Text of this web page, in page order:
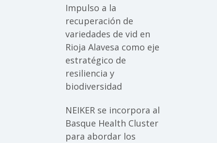
Impulso a la
recuperación de
variedades de vid en
Rioja Alavesa como eje
estratégico de
resiliencia y
biodiversidad
NEIKER se incorpora al
Basque Health Cluster
para abordar los